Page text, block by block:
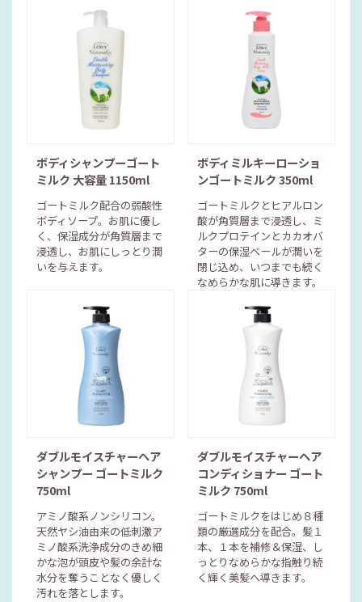
ボディシャンプーゴート
ミルク 大容量 1150ml
ゴートミルク配合の弱酸性
ボディソープ。お肌に優し
く、保湿成分が角質層まで
浸透し、お肌にしっとり潤
いを与えます。
ボディミルキーローショ
ンゴートミルク 350ml
ゴートミルクとヒアルロン
酸が角質層まで浸透し、ミ
ルクプロテインとカカオバ
ターの保湿ベールが潤いを
閉じ込め、いつまでも続く
なめらかな肌に導きます。
ダブルモイスチャーヘア
シャンプー ゴートミルク
750ml
アミノ酸系ノンシリコン。
天然ヤシ油由来の低刺激ア
ミノ酸系洗浄成分のきめ細
かな泡が頭皮や髪の余計な
水分を奪うことなく優しく
汚れを落とします。
ダブルモイスチャーヘア
コンディショナー ゴート
ミルク 750ml
ゴートミルクをはじめ８種
類の厳選成分を配合。髪１
本、１本を補修＆保湿、し
っとりなめらかな指触り続
く輝く美髪へ導きます。